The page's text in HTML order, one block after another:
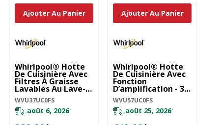
Whirlpool® Hotte
De Cuisinière Avec
Filtres À Graisse
Lavables Au Lave-
Vaisselle - 30 Po
WVU37UC0FS
WVU37UC0FS
août 6, 2026*
Ajouter Au Panier
Whirlpool® Hotte
De Cuisinière Avec
Fonction
D’amplification - 30
Po WVU57UC0FS
WVU57UC0FS
août 25, 2026*
Ajouter Au Panier